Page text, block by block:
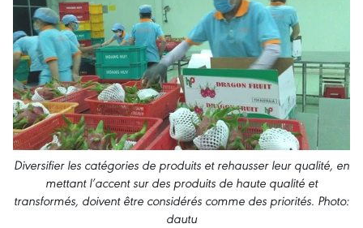
Diversifier les catégories de produits et rehausser leur qualité, en
mettant l’accent sur des produits de haute qualité et
transformés, doivent être considérés comme des priorités. Photo:
dautu